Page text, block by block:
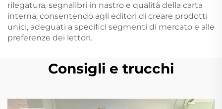
rilegatura, segnalibri in nastro e qualità della carta
interna, consentendo agli editori di creare prodotti
unici, adeguati a specifici segmenti di mercato e alle
preferenze dei lettori.
Consigli e trucchi